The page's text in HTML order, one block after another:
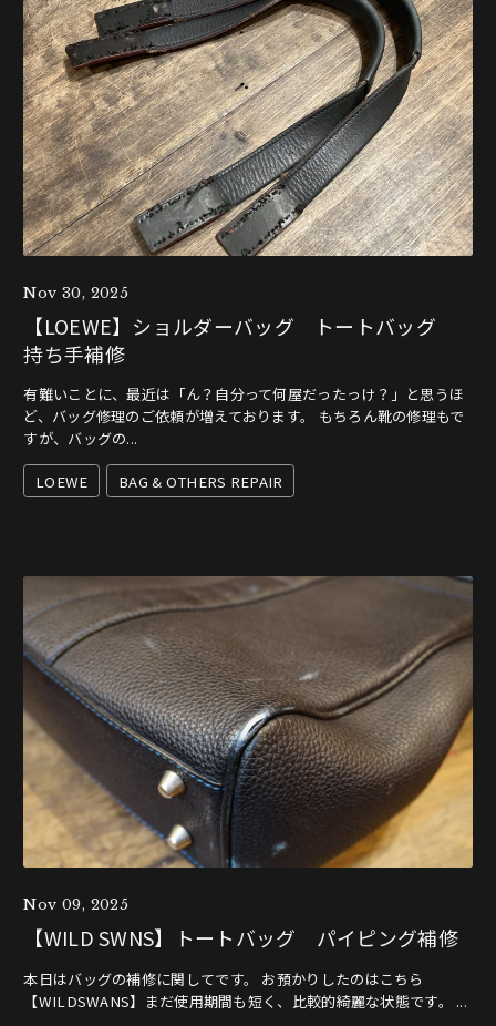
Nov 30, 2025
【LOEWE】ショルダーバッグ トートバッグ
持ち手補修
有難いことに、最近は「ん？自分って何屋だったっけ？」と思うほ
ど、バッグ修理のご依頼が増えております。 もちろん靴の修理もで
すが、バッグの...
LOEWE BAG & OTHERS REPAIR
Nov 09, 2025
【WILD SWNS】トートバッグ パイピング補修
本日はバッグの補修に関してです。 お預かりしたのはこちら
【WILDSWANS】まだ使用期間も短く、比較的綺麗な状態です。 ...